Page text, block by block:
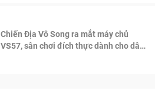
Chiến Địa Vô Song ra mắt máy chủ
VS57, sân chơi đích thực dành cho dân